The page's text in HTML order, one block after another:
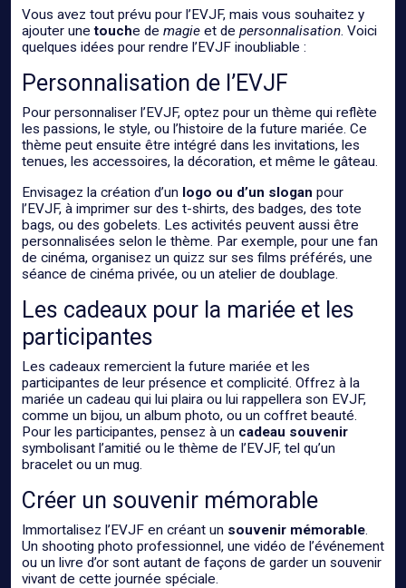
Vous avez tout prévu pour l’EVJF, mais vous souhaitez y
ajouter unetouche de magie et de personnalisation. Voici
quelques idées pour rendre l’EVJF inoubliable :
Personnalisation de l’EVJF
Pour personnaliser l’EVJF, optez pour un thème qui reflète
les passions, le style, ou l’histoire de la future mariée. Ce
thème peut ensuite être intégré dans les invitations, les
tenues, les accessoires, la décoration, et même le gâteau.
Envisagez la création d’un logo ou d’un slogan pour
l’EVJF, à imprimer sur des t-shirts, des badges, des tote
bags, ou des gobelets. Les activités peuvent aussi être
personnalisées selon le thème. Par exemple, pour une fan
de cinéma, organisez un quizz sur ses films préférés, une
séance de cinéma privée, ou un atelier de doublage.
Les cadeaux pour la mariée et les
participantes
Les cadeaux remercient la future mariée et les
participantes de leur présence et complicité. Offrez à la
mariée un cadeau qui lui plaira ou lui rappellera son EVJF,
comme un bijou, un album photo, ou un coffret beauté.
Pour les participantes, pensez à un cadeau souvenir
symbolisant l’amitié ou le thème de l’EVJF, tel qu’un
bracelet ou un mug.
Créer un souvenir mémorable
Immortalisez l’EVJF en créant un souvenir mémorable.
Un shooting photo professionnel, une vidéo de l’événement
ou un livre d’or sont autant de façons de garder un souvenir
vivant de cette journée spéciale.